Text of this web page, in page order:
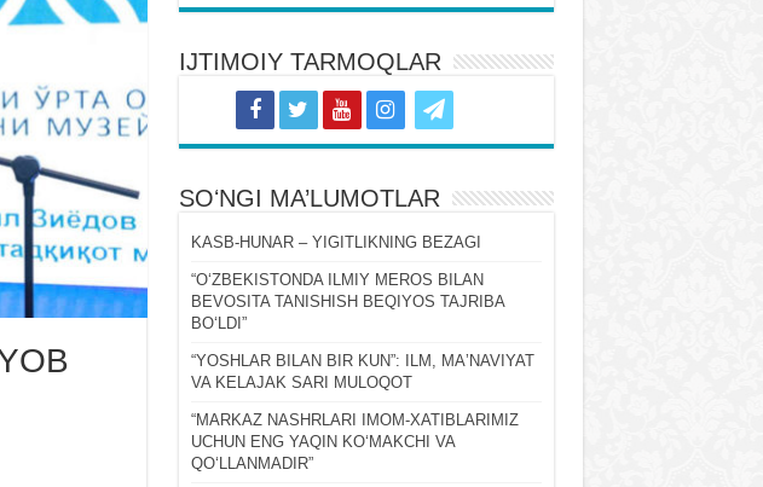
IJTIMOIY TARMOQLAR
SOʻNGI MA’LUMOTLAR
KASB-HUNAR – YIGITLIKNING BEZAGI
“OʻZBEKISTONDA ILMIY MEROS BILAN
BEVOSITA TANISHISH BEQIYOS TAJRIBA
BOʻLDI”
“YOSHLAR BILAN BIR KUN”: ILM, MAʼNAVIYAT
VA KELAJAK SARI MULOQOT
“MARKAZ NASHRLARI IMOM-XATIBLARIMIZ
UCHUN ENG YAQIN KOʻMAKCHI VA
QOʻLLANMADIR”